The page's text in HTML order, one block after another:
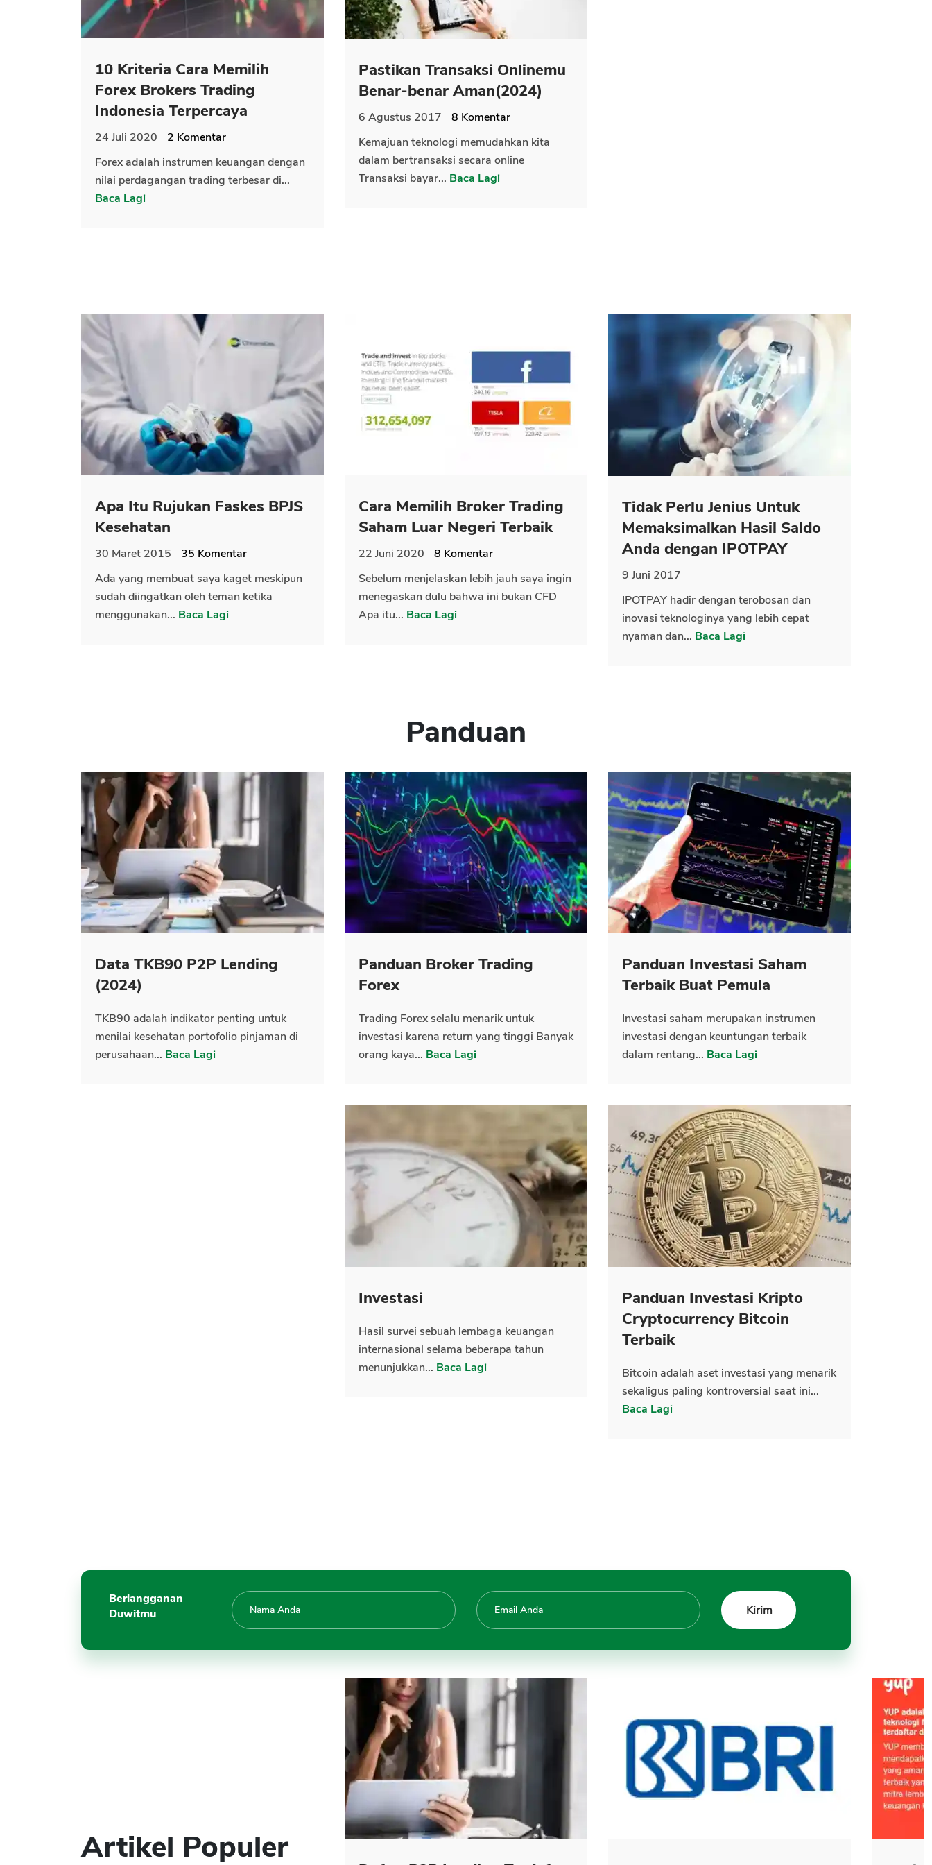
10 Kriteria Cara Memilih
Forex Brokers Trading
Indonesia Terpercaya
24 Juli 2020 2 Komentar
Forex adalah instrumen keuangan dengan
nilai perdagangan trading terbesar di...
Baca Lagi
Pastikan Transaksi Onlinemu
Benar-benar Aman(2024)
6 Agustus 2017 8 Komentar
Kemajuan teknologi memudahkan kita
dalam bertransaksi secara online
Transaksi bayar... Baca Lagi
Apa Itu Rujukan Faskes BPJS
Kesehatan
30 Maret 2015 35 Komentar
Ada yang membuat saya kaget meskipun
sudah diingatkan oleh teman ketika
menggunakan... Baca Lagi
Cara Memilih Broker Trading
Saham Luar Negeri Terbaik
22 Juni 2020 8 Komentar
Sebelum menjelaskan lebih jauh saya ingin
menegaskan dulu bahwa ini bukan CFD
Apa itu... Baca Lagi
Tidak Perlu Jenius Untuk
Memaksimalkan Hasil Saldo
Anda dengan IPOTPAY
9 Juni 2017
IPOTPAY hadir dengan terobosan dan
inovasi teknologinya yang lebih cepat
nyaman dan... Baca Lagi
Panduan
Data TKB90 P2P Lending
(2024)
TKB90 adalah indikator penting untuk
menilai kesehatan portofolio pinjaman di
perusahaan... Baca Lagi
Panduan Broker Trading
Forex
Trading Forex selalu menarik untuk
investasi karena return yang tinggi Banyak
orang kaya... Baca Lagi
Panduan Investasi Saham
Terbaik Buat Pemula
Investasi saham merupakan instrumen
investasi dengan keuntungan terbaik
dalam rentang... Baca Lagi
Investasi
Hasil survei sebuah lembaga keuangan
internasional selama beberapa tahun
menunjukkan... Baca Lagi
Panduan Investasi Kripto
Cryptocurrency Bitcoin
Terbaik
Bitcoin adalah aset investasi yang menarik
sekaligus paling kontroversial saat ini...
Baca Lagi
Berlangganan
Duwitmu
Artikel Populer
CANCEL